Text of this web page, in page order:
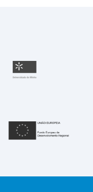
Fundação para a
República Portuguesa